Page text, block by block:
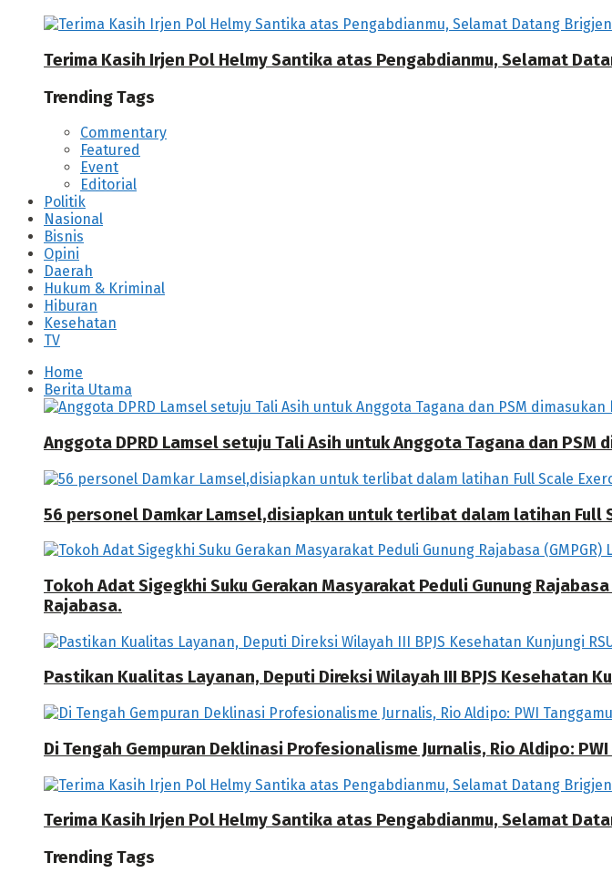
Terima Kasih Irjen Pol Helmy Santika atas Pengabdianmu, Selamat
Trending Tags
Commentary
Featured
Event
Editorial
Politik
Nasional
Bisnis
Opini
Daerah
Hukum & Kriminal
Hiburan
Kesehatan
TV
Home
Berita Utama
Anggota DPRD Lamsel setuju Tali Asih untuk Anggota Tagana dan
56 personel Damkar Lamsel,disiapkan untuk terlibat dalam latihan Full
Tokoh Adat Sigegkhi Suku Gerakan Masyarakat Peduli Gunung
Rajabasa.
Pastikan Kualitas Layanan, Deputi Direksi Wilayah III BPJS Kesehatan
Di Tengah Gempuran Deklinasi Profesionalisme Jurnalis, Rio Aldipo:
Terima Kasih Irjen Pol Helmy Santika atas Pengabdianmu, Selamat
Trending Tags